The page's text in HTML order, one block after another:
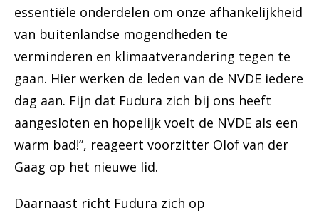
essentiële onderdelen om onze afhankelijkheid
van buitenlandse mogendheden te
verminderen en klimaatverandering tegen te
gaan. Hier werken de leden van de NVDE iedere
dag aan. Fijn dat Fudura zich bij ons heeft
aangesloten en hopelijk voelt de NVDE als een
warm bad!”, reageert voorzitter Olof van der
Gaag op het nieuwe lid.
Daarnaast richt Fudura zich op